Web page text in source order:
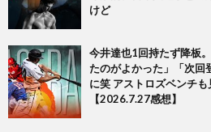
けど
今井達也1回持たず降板
たのがよかった」「次回
に笑 アストロズベンチ
【2026.7.27感想】